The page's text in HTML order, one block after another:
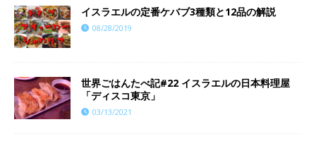
イスラエルの定番ケバブ3種類と12品の解説
08/28/2019
世界ごはんたべ記#22 イスラエルの日本料理屋
「ディスコ東京」
03/13/2021